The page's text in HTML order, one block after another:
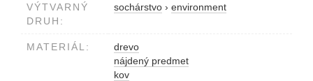
VÝTVARNÝ
DRUH:
sochárstvo › environment
MATERIÁL:
drevo
nájdený predmet
kov